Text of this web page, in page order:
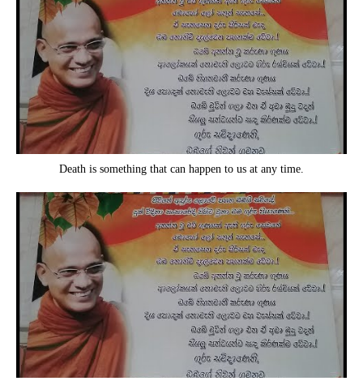
Death is something that can happen to us at any time.